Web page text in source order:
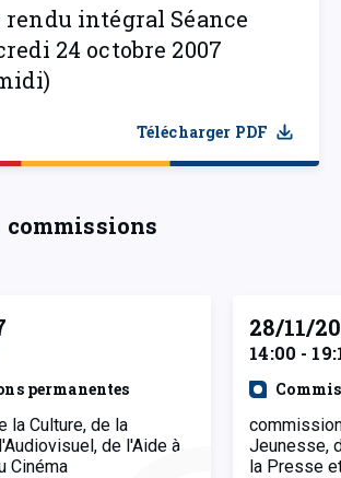
rendu intégral Séance
24 octobre 2007
Télécharger PDF
commissions
permanentes
la Culture, de la
de l'Aide à
Cinéma
28/11/
14:00 -
Jeunesse,
la Presse